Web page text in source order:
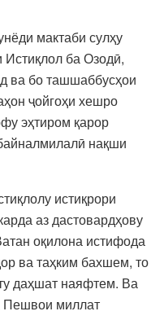
мактаби сулҳу
Истиқлол ба Озодӣ,
ва бо ташшаббусҳои
ҷойгоҳи хешро
эҳтиром қарор
нақши
истиқрори
аз дастовардҳову
оқилона истифода
ва таҳким бахшем, то
даҳшат наяфтем. Ва
Пешвои миллат